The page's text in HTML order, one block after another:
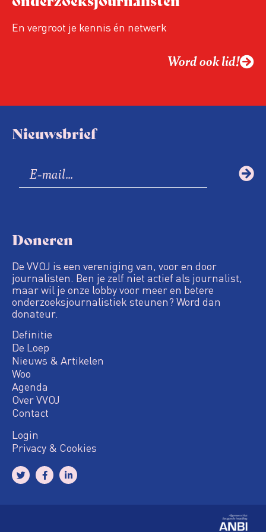
En vergroot je kennis én netwerk
Word ook lid!
Nieuwsbrief
Doneren
De VVOJ is een vereniging van, voor en door
journalisten. Ben je zelf niet actief als journalist,
maar wil je onze lobby voor meer en betere
onderzoeksjournalistiek steunen? Word dan
donateur.
Definitie
De Loep
Nieuws & Artikelen
Woo
Agenda
Over VVOJ
Contact
Login
Privacy & Cookies